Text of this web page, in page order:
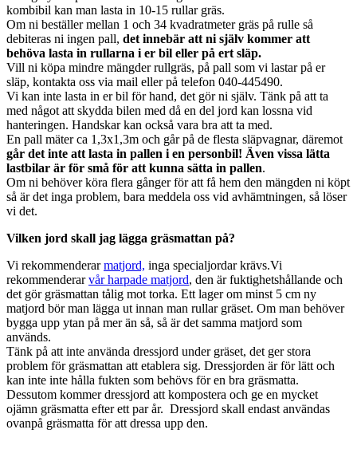
kombibil kan man lasta in 10-15 rullar gräs.
Om ni beställer mellan 1 och 34 kvadratmeter gräs på rulle så
debiteras ni ingen pall, det innebär att ni själv kommer att
behöva lasta in rullarna i er bil eller på ert släp.
Vill ni köpa mindre mängder rullgräs, på pall som vi lastar på er
släp, kontakta oss via mail eller på telefon 040-445490.
Vi kan inte lasta in er bil för hand, det gör ni själv. Tänk på att ta
med något att skydda bilen med då en del jord kan lossna vid
hanteringen. Handskar kan också vara bra att ta med.
En pall mäter ca 1,3x1,3m och går på de flesta släpvagnar, däremot
går det inte att lasta in pallen i en personbil! Även vissa lätta
lastbilar är för små för att kunna sätta in pallen.
Om ni behöver köra flera gånger för att få hem den mängden ni köpt
så är det inga problem, bara meddela oss vid avhämtningen, så löser
vi det.
Vilken jord skall jag lägga gräsmattan på?
Vi rekommenderarmatjord, inga specialjordar krävs.Vi
rekommenderarvår harpade matjord, den är fuktighetshållande och
det gör gräsmattan tålig mot torka. Ett lager om minst 5 cm ny
matjord bör man lägga ut innan man rullar gräset. Om man behöver
bygga upp ytan på mer än så, så är det samma matjord som
används.
Tänk på att inte använda dressjord under gräset, det ger stora
problem för gräsmattan att etablera sig. Dressjorden är för lätt och
kan inte inte hålla fukten som behövs för en bra gräsmatta.
Dessutom kommer dressjord att kompostera och ge en mycket
ojämn gräsmatta efter ett par år. Dressjord skall endast användas
ovanpå gräsmatta för att dressa upp den.